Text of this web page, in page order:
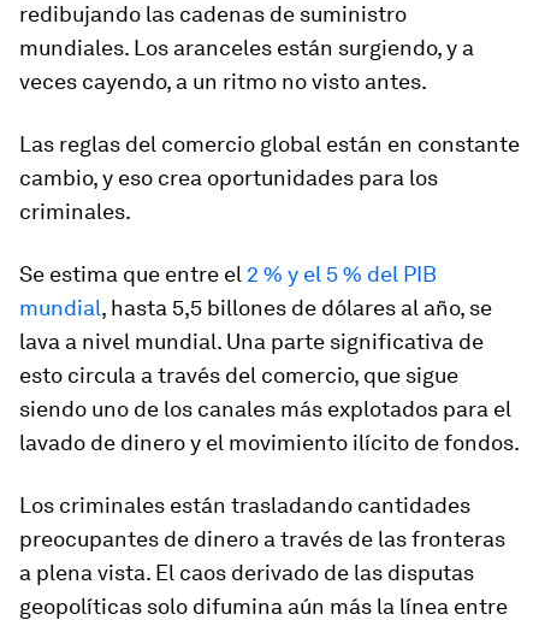
redibujando las cadenas de suministro
mundiales. Los aranceles están surgiendo, y a
veces cayendo, a un ritmo no visto antes.
Las reglas del comercio global están en constante
cambio, y eso crea oportunidades para los
criminales.
Se estima que entre el 2 % y el 5 % del PIB
mundial, hasta 5,5 billones de dólares al año, se
lava a nivel mundial. Una parte significativa de
esto circula a través del comercio, que sigue
siendo uno de los canales más explotados para el
lavado de dinero y el movimiento ilícito de fondos.
Los criminales están trasladando cantidades
preocupantes de dinero a través de las fronteras
a plena vista. El caos derivado de las disputas
geopolíticas solo difumina aún más la línea entre